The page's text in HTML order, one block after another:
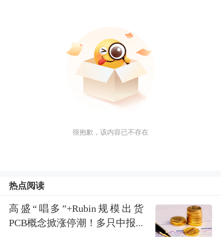
很抱歉，该内容已不存在
热点阅读
高盛“唱多”+Rubin规模出货
PCB概念掀涨停潮！多只中报...